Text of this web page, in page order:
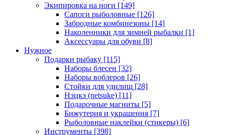
Экипировка на ноги [149]
Сапоги рыболовные [126]
Забродные комбинезоны [14]
Наколенники для зимней рыбалки [1]
Аксессуары для обуви [8]
Нужное
Подарки рыбаку [115]
Наборы блесен [32]
Наборы воблеров [26]
Стойки для удилищ [28]
Нэцкэ (netsuke) [11]
Подарочные магниты [5]
Бижутерия и украшения [7]
Рыболовные наклейки (стикеры) [6]
Инструменты [398]